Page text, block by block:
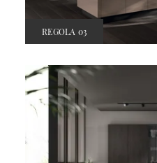
REGOLA 03